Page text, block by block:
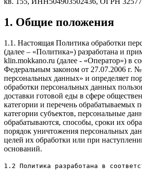
1. Общие положения
1.1. Настоящая Политика обработки
(далее – «Политика») разработана и
klin.mokkano.ru (далее - «Оператор») в
Федеральным законом от 27.07.2006 г.
персональных данных» и определяет
обработки персональных данных
доставки готовой еды в сфере
категории и перечень обрабатываемых
категории субъектов, персональные
обрабатываются, способы, сроки их
порядок уничтожения персональных
целей их обработки или при
оснований.
1.2 Политика разработана в